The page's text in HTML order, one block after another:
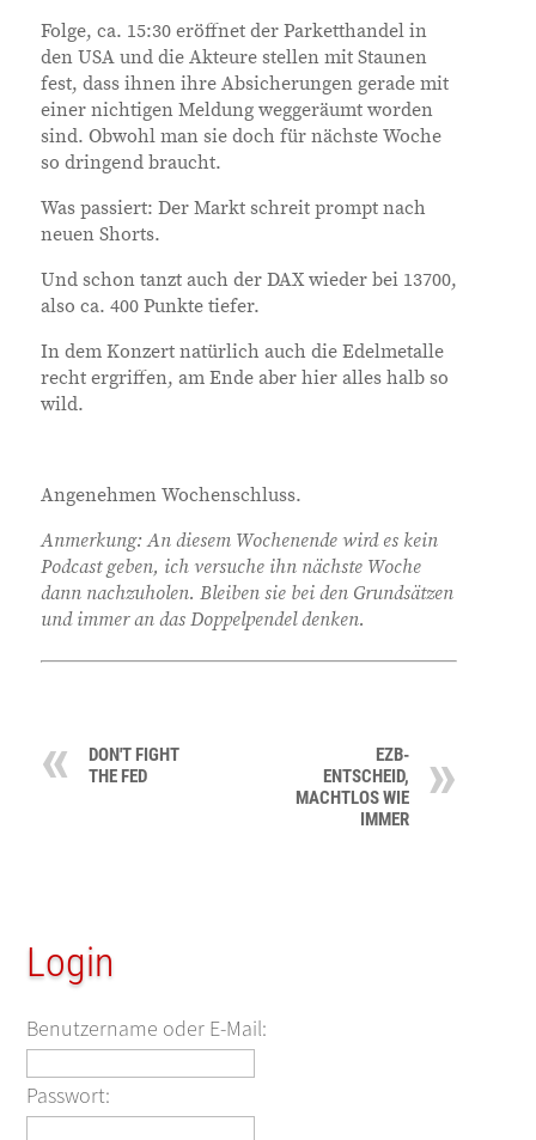
Folge, ca. 15:30 eröffnet der Parketthandel in
den USA und die Akteure stellen mit Staunen
fest, dass ihnen ihre Absicherungen gerade mit
einer nichtigen Meldung weggeräumt worden
sind. Obwohl man sie doch für nächste Woche
so dringend braucht.
Was passiert: Der Markt schreit prompt nach
neuen Shorts.
Und schon tanzt auch der DAX wieder bei 13700,
also ca. 400 Punkte tiefer.
In dem Konzert natürlich auch die Edelmetalle
recht ergriffen, am Ende aber hier alles halb so
wild.
Angenehmen Wochenschluss.
Anmerkung: An diesem Wochenende wird es kein
Podcast geben, ich versuche ihn nächste Woche
dann nachzuholen. Bleiben sie bei den Grundsätzen
und immer an das Doppelpendel denken.
DON'T FIGHT
THE FED
EZB-
ENTSCHEID,
MACHTLOS WIE
IMMER
Login
Benutzername oder E-Mail:
Passwort: